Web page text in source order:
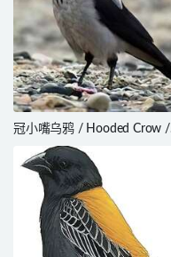
冠小嘴乌鸦 / Hooded Crow /
Corvus cornix